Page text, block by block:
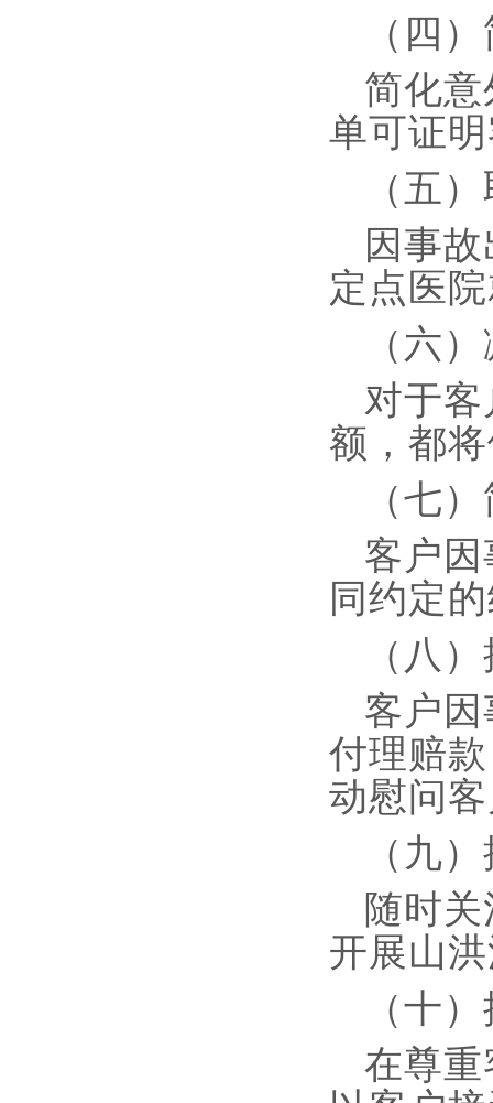
（四
简化
单可证
（五
因事
定点医
（六
对于
额，都
（七
客户
同约定
（八
客户
付理赔
动慰问
（九
随时
开展山
（十
在尊